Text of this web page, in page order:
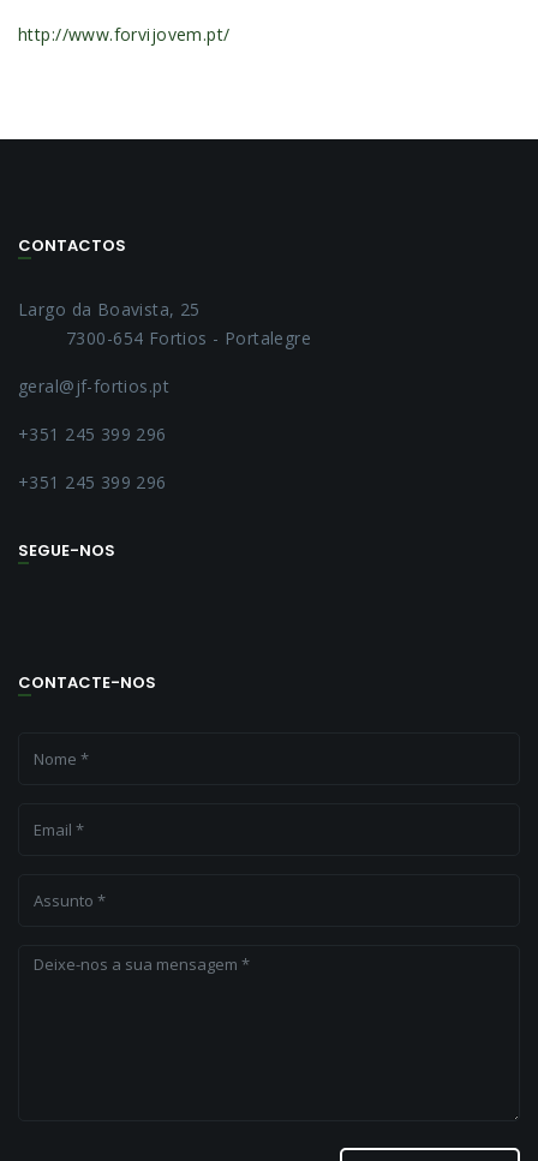
http://www.forvijovem.pt/
CONTACTOS
Largo da Boavista, 25
7300-654 Fortios - Portalegre
geral@jf-fortios.pt
+351 245 399 296
+351 245 399 296
SEGUE-NOS
CONTACTE-NOS